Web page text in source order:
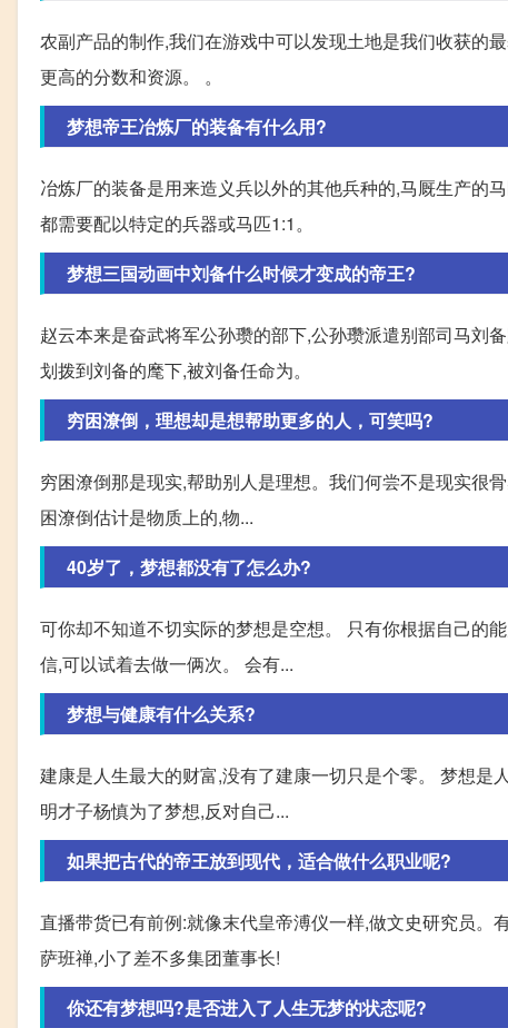
农副产品的制作,我们在游戏中可以发现土地是我们收获的
更高的分数和资源。 。
梦想帝王冶炼厂的装备有什么用?
冶炼厂的装备是用来造义兵以外的其他兵种的,马厩生产的
都需要配以特定的兵器或马匹1:1。
梦想三国动画中刘备什么时候才变成的帝王?
赵云本来是奋武将军公孙瓒的部下,公孙瓒派遣别部司马刘
划拨到刘备的麾下,被刘备任命为。
穷困潦倒，理想却是想帮助更多的人，可笑吗?
穷困潦倒那是现实,帮助别人是理想。我们何尝不是现实很
困潦倒估计是物质上的,物...
40岁了，梦想都没有了怎么办?
可你却不知道不切实际的梦想是空想。 只有你根据自己的
信,可以试着去做一俩次。 会有...
梦想与健康有什么关系?
建康是人生最大的财富,没有了建康一切只是个零。 梦想
明才子杨慎为了梦想,反对自己...
如果把古代的帝王放到现代，适合做什么职业呢?
直播带货已有前例:就像末代皇帝溥仪一样,做文史研究员
萨班禅,小了差不多集团董事长!
你还有梦想吗?是否进入了人生无梦的状态呢?